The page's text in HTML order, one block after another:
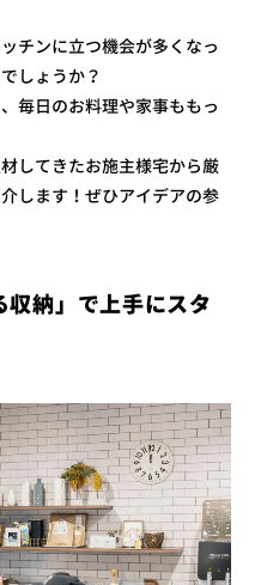
報
チンに立つ機会が多くなっ
しょうか？
毎日のお料理や家事ももっ
してきたお施主様宅から厳
します！ぜひアイデアの参
納」で上手にスタ